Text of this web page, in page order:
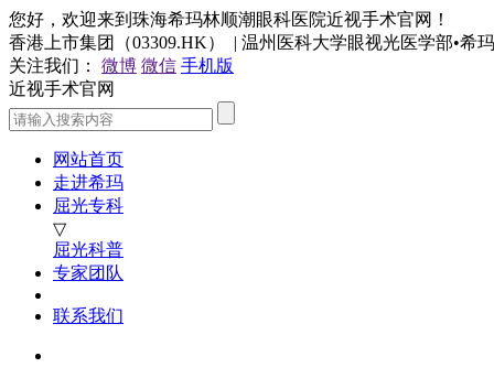
您好，欢迎来到珠海希玛林顺潮眼科医院近视手术官网！
香港上市集团（03309.HK） | 温州医科大学眼视光医学部•希
关注我们：
微博 微信 手机版
近视手术官网
网站首页
走进希玛
屈光专科
▽
屈光科普
专家团队
联系我们